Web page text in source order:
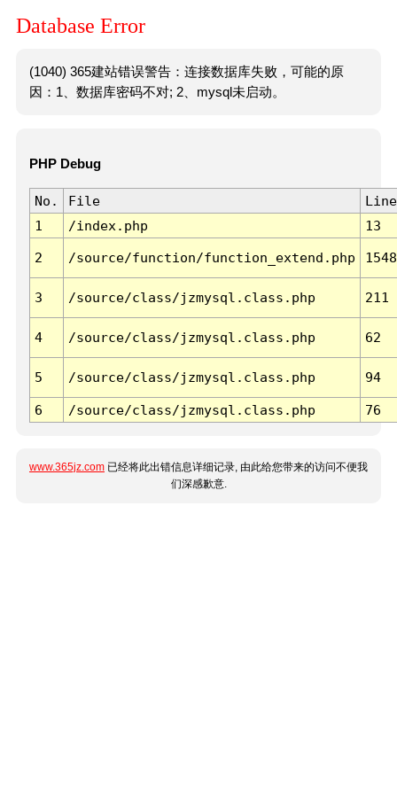
Database Error
(1040) 365建站错误警告：连接数据库失败，可能的原
因：1、数据库密码不对; 2、mysql未启动。
PHP Debug
No. File
Line
1
/index.php 13
2 /source/function/function_extend.php 1548
3 /source/class/jzmysql.class.php 211
4 /source/class/jzmysql.class.php 62
5 /source/class/jzmysql.class.php 94
6 /source/class/jzmysql.class.php 76
www.365jz.com 已经将此出错信息详细记录, 由此给您带来的访问不便我
们深感歉意.